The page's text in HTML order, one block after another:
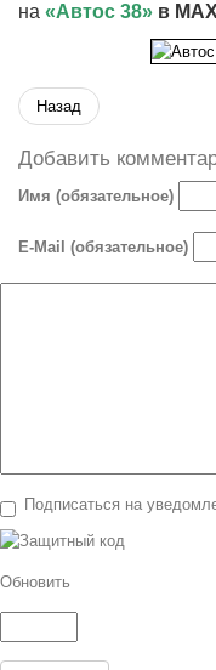
на «Автос 38» в MAX
Назад
Добавить
Имя (обязательное)
E-Mail (обязательное)
Подписаться на
Обновить